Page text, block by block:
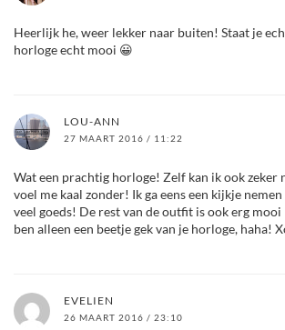
Heerlijk he, weer lekker naar buiten! Staat je
horloge echt mooi 😀
LOU-ANN
27 MAART 2016 / 11:22
Wat een prachtig horloge! Zelf kan ik ook zeker
voel me kaal zonder! Ik ga eens een kijkje
veel goeds! De rest van de outfit is ook erg
ben alleen een beetje gek van je horloge, haha!
EVELIEN
26 MAART 2016 / 23:10